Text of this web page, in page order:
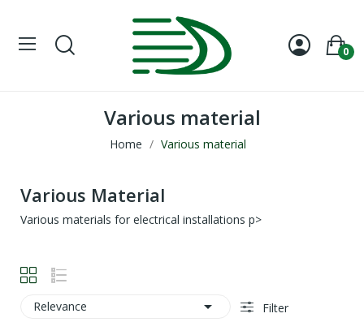
0
Various material
Home Various material
Various Material
Various materials for electrical installations p>
Relevance  Filter